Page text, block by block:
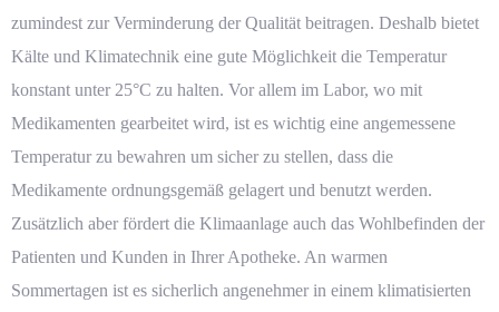
zumindest zur Verminderung der Qualität beitragen. Deshalb bietet
Kälte und Klimatechnik eine gute Möglichkeit die Temperatur
konstant unter 25°C zu halten. Vor allem im Labor, wo mit
Medikamenten gearbeitet wird, ist es wichtig eine angemessene
Temperatur zu bewahren um sicher zu stellen, dass die
Medikamente ordnungsgemäß gelagert und benutzt werden.
Zusätzlich aber fördert die Klimaanlage auch das Wohlbefinden der
Patienten und Kunden in Ihrer Apotheke. An warmen
Sommertagen ist es sicherlich angenehmer in einem klimatisierten